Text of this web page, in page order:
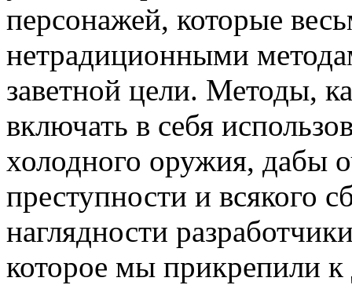
персонажей, которые
нетрадиционными
заветной цели. Методы,
включать в себя
холодного оружия, дабы
преступности и всякого
наглядности
которое мы прикрепили